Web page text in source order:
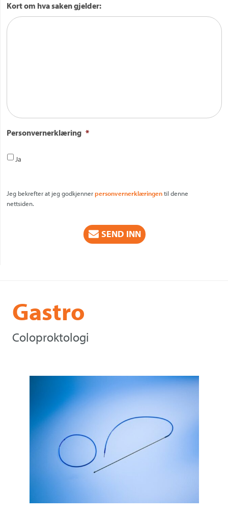
Kort om hva saken gjelder:
Personvernerklæring *
Ja
Jeg bekrefter at jeg godkjennerpersonvernerklæringentil denne
nettsiden.
Gastro
Coloproktologi